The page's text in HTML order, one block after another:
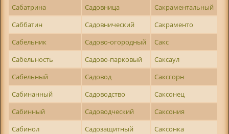
Сабатрина Садовница
Сакраментальный
Саббатин
Садовнический
Сакраменто
Сабельник
Садово-огородный
Сакс
Сабельность
Садово-парковый
Саксаул
Сабельный
Садовод
Саксгорн
Сабинанный
Садоводство
Саксонец
Сабинный
Садоводческий
Саксония
Сабинол
Садозащитный
Саксонка